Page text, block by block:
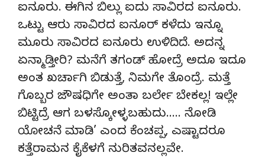
ಐನೂರು. ಈಗಿನ ಬಿಲ್ಲು ಐದು ಸಾವಿರದ ಐನೂರು.
ಒಟ್ಟು ಆರು ಸಾವಿರದ ಐನೂರ್ ಕಳೆದು ಇನ್ನೂ
ಮೂರು ಸಾವಿರದ ಐನೂರು ಉಳಿದಿದೆ. ಅದನ್ನ
ಏನ್ಮಾಡ್ತೀರಿ? ಮನೆಗೆ ತಗಂಡ್ ಹೋದ್ರೆ ಅದೂ ಇದೂ
ಅಂತ ಖರ್ಚಾಗಿ ಬಿಡುತ್ತೆ, ನಿಮಗೇ ತೊಂದ್ರೆ. ಮತ್ತೆ
ಗೊಬ್ಬರ ಜೌಷಧಿಗೇ ಅಂತಾ ಬರ್ಲೇ ಬೇಕಲ್ಲ! ಇಲ್ಲೇ
ಬಿಟ್ಟಿದ್ರೆ ಆಗ ಬಳಸ್ಕೋಳ್ಳಬಹುದು….. ನೋಡಿ
ಯೋಚನೆ ಮಾಡಿ’ ಎಂದ ಕೆಂಚಪ್ಪ, ಎಷ್ಟಾದರೂ
ಕತ್ತೆರಾಮನ ಕೈಕೆಳಗೆ ನುರಿತವನಲ್ಲವೇ.